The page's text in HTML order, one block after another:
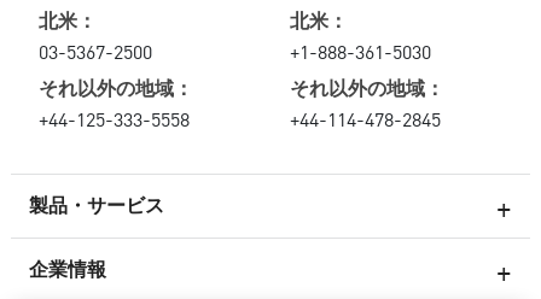
製品・サービス
企業情報
北米：
03-5367-2500
それ以外の地域：
+44-125-333-5558
北米：
+1-888-361-5030
それ以外の地域：
+44-114-478-2845